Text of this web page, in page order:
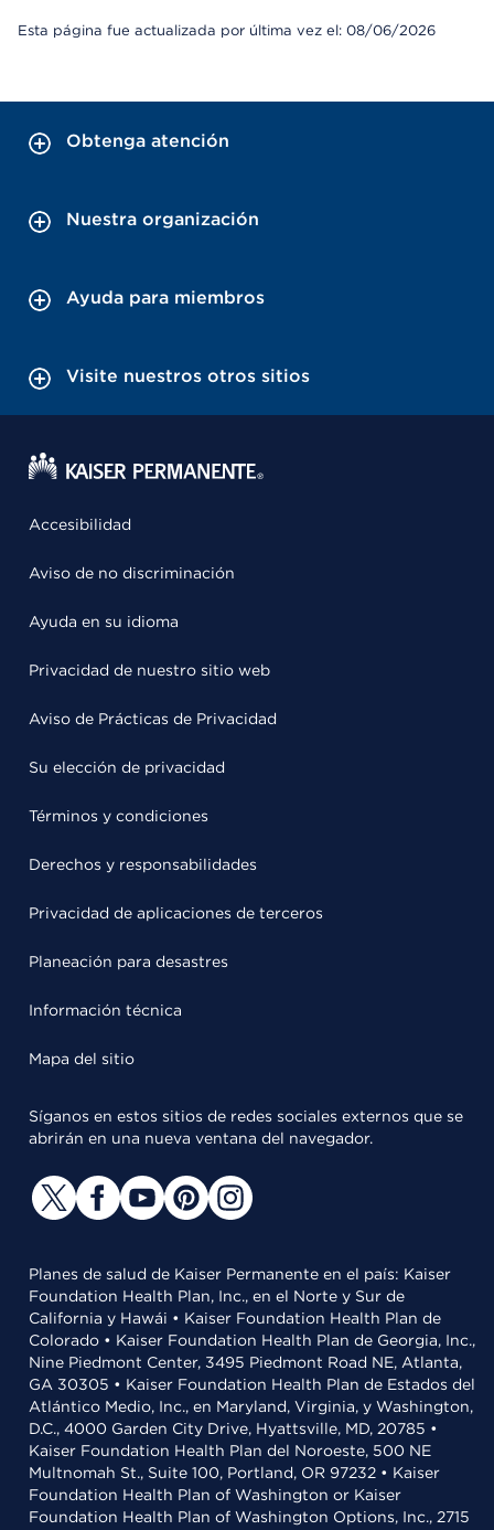
Esta página fue actualizada por última vez el: 08/06/2026
Obtenga atención
Nuestra organización
Ayuda para miembros
Visite nuestros otros sitios
Accesibilidad
Aviso de no discriminación
Ayuda en su idioma
Privacidad de nuestro sitio web
Aviso de Prácticas de Privacidad
Su elección de privacidad
Términos y condiciones
Derechos y responsabilidades
Privacidad de aplicaciones de terceros
Planeación para desastres
Información técnica
Mapa del sitio
Síganos en estos sitios de redes sociales externos que se
abrirán en una nueva ventana del navegador.
Planes de salud de Kaiser Permanente en el país: Kaiser
Foundation Health Plan, Inc., en el Norte y Sur de
California y Hawái • Kaiser Foundation Health Plan de
Colorado • Kaiser Foundation Health Plan de Georgia, Inc.,
Nine Piedmont Center, 3495 Piedmont Road NE, Atlanta,
GA 30305 • Kaiser Foundation Health Plan de Estados del
Atlántico Medio, Inc., en Maryland, Virginia, y Washington,
D.C., 4000 Garden City Drive, Hyattsville, MD, 20785 •
Kaiser Foundation Health Plan del Noroeste, 500 NE
Multnomah St., Suite 100, Portland, OR 97232 • Kaiser
Foundation Health Plan of Washington or Kaiser
Foundation Health Plan of Washington Options, Inc., 2715